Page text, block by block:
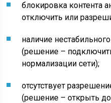
блокировка контента
отключить или
наличие
(решение –
нормализации сети);
отсутствует
(решение – открыть